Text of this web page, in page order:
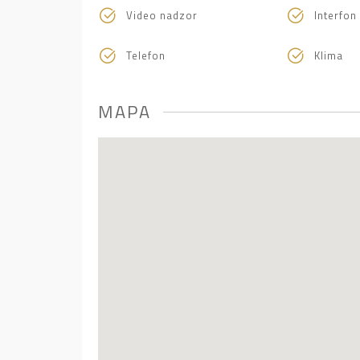
Video nadzor Interfon
Telefon Klima
MAPA